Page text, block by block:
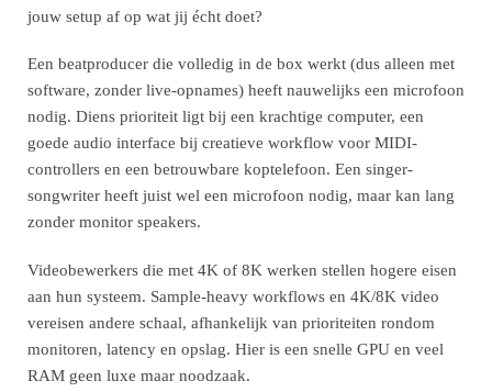
jouw setup af op wat jij écht doet?
Een beatproducer die volledig in de box werkt (dus alleen met
software, zonder live-opnames) heeft nauwelijks een microfoon
nodig. Diens prioriteit ligt bij een krachtige computer, een
goede audio interface bij creatieve workflow voor MIDI-
controllers en een betrouwbare koptelefoon. Een singer-
songwriter heeft juist wel een microfoon nodig, maar kan lang
zonder monitor speakers.
Videobewerkers die met 4K of 8K werken stellen hogere eisen
aan hun systeem. Sample-heavy workflows en 4K/8K video
vereisen andere schaal, afhankelijk van prioriteiten rondom
monitoren, latency en opslag. Hier is een snelle GPU en veel
RAM geen luxe maar noodzaak.